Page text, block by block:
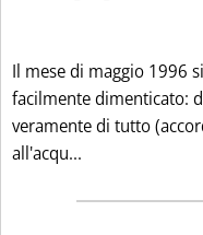
Il mese di maggio 1996
facilmente dimenticato:
veramente di tutto
all'acqu...